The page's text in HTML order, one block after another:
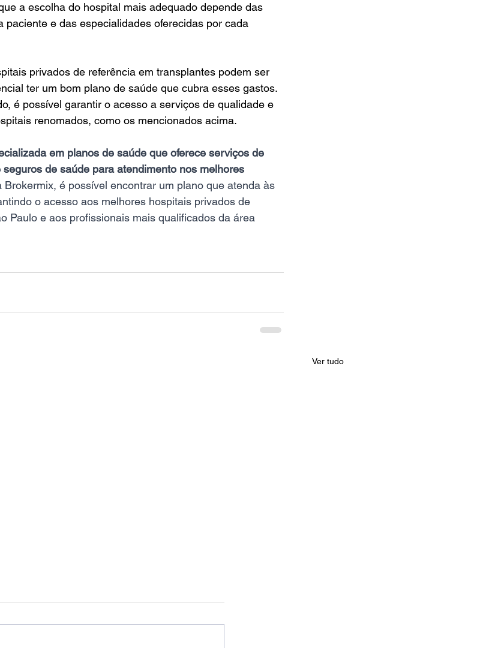
a escolha do hospital mais adequado depende das
paciente e das especialidades oferecidas por cada
privados de referência em transplantes podem ser
ter um bom plano de saúde que cubra esses gastos.
é possível garantir o acesso a serviços de qualidade e
renomados, como os mencionados acima.
em planos de saúde que oferece serviços de
de saúde para atendimento nos melhores
Brokermix, é possível encontrar um plano que atenda às
o acesso aos melhores hospitais privados de
Paulo e aos profissionais mais qualificados da área
Ver tudo